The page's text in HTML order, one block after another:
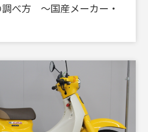
べ方 ～国産メーカー・